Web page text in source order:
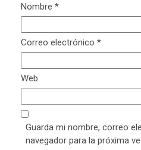
Nombre *
Correo electrónico *
Web
Guarda mi nombre, correo
navegador para la próxima